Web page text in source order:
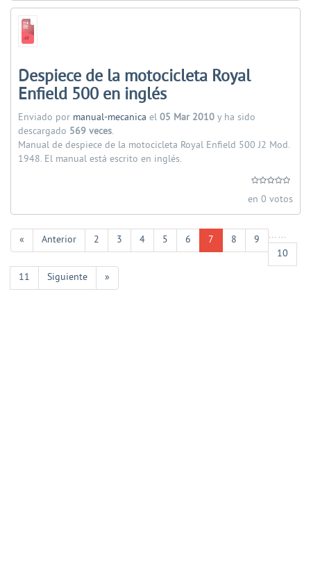
Despiece de la motocicleta Royal
Enfield 500 en inglés
Enviado por manual-mecanica el 05 Mar 2010 y ha sido
descargado 569 veces.
Manual de despiece de la motocicleta Royal Enfield 500 J2 Mod.
1948. El manual está escrito en inglés.
en 0 votos
« Anterior ...
2 3 4 5 6 7 8
9
10
11
...
Siguiente »